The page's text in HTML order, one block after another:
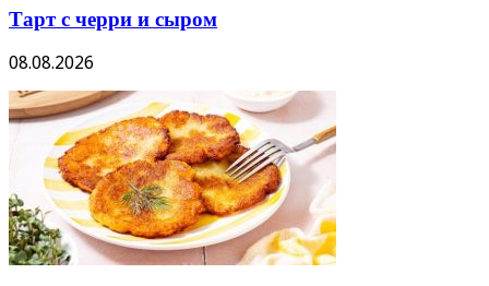
Тарт с черри и сыром
08.08.2026